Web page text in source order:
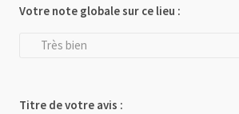
Votre note globale sur ce lieu :
Très bien
Titre de votre avis :